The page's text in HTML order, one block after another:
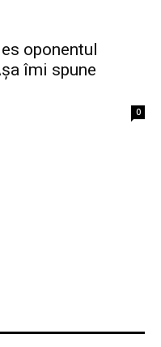
oponentul
îmi spune
0